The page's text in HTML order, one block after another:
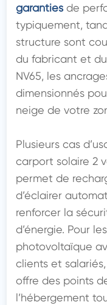
garanties de
typiquement,
structure sont
du fabricant et
NV65, les
dimensionnés
neige de votre
Plusieurs cas
carport solaire 2
permet de
d’éclairer
renforcer la
d’énergie. Pour
photovoltaïque
clients et
offre des points
l’hébergement